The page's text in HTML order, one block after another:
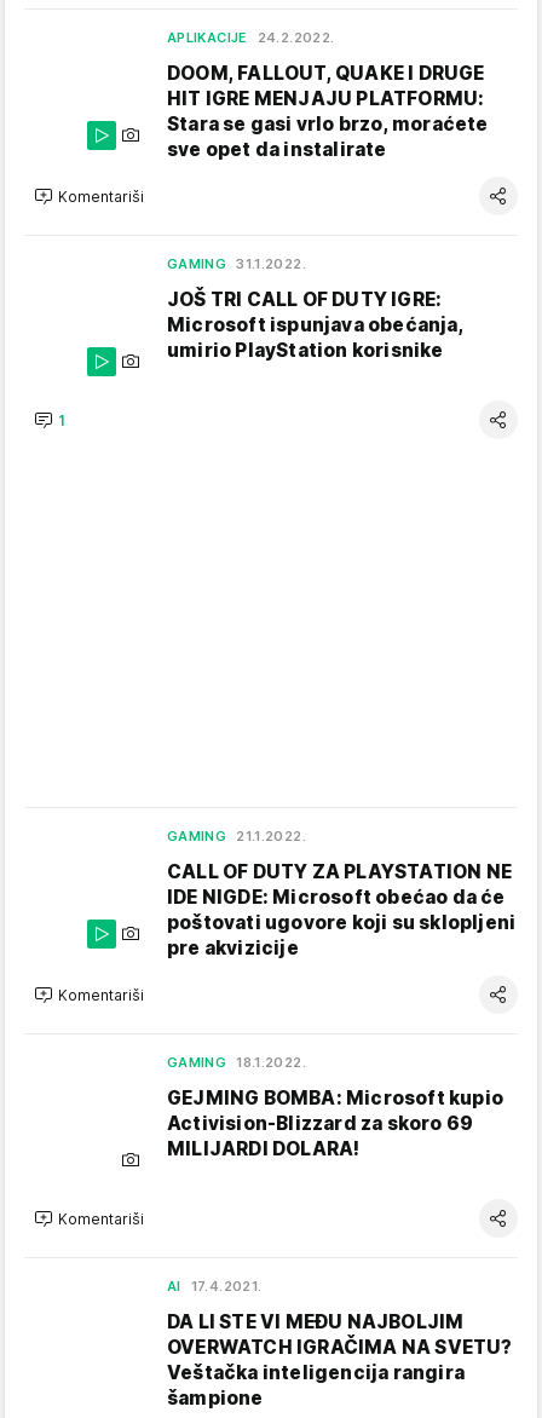
APLIKACIJE 24.2.2022.
DOOM, FALLOUT, QUAKE I DRUGE
HIT IGRE MENJAJU PLATFORMU:
Stara se gasi vrlo brzo, moraćete
sve opet da instalirate
Komentariši
GAMING 31.1.2022.
JOŠ TRI CALL OF DUTY IGRE:
Microsoft ispunjava obećanja,
umirio PlayStation korisnike
1
GAMING 21.1.2022.
CALL OF DUTY ZA PLAYSTATION NE
IDE NIGDE: Microsoft obećao da će
poštovati ugovore koji su sklopljeni
pre akvizicije
Komentariši
GAMING 18.1.2022.
GEJMING BOMBA: Microsoft kupio
Activision-Blizzard za skoro 69
MILIJARDI DOLARA!
Komentariši
AI 17.4.2021.
DA LI STE VI MEĐU NAJBOLJIM
OVERWATCH IGRAČIMA NA SVETU?
Veštačka inteligencija rangira
šampione